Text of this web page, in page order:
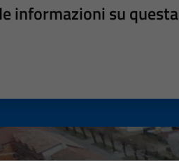
informazioni su questa